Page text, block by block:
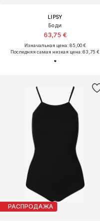
LIPSY
Боди
63,75 €
Изначальная цена: 85,00 €
Последняя самая низкая цена:63,75 €
РАСПРОДАЖА